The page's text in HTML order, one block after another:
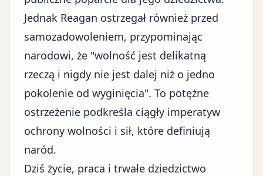
Jednak Reagan ostrzegał również przed
samozadowoleniem, przypominając
narodowi, że "wolność jest delikatną
rzeczą i nigdy nie jest dalej niż o jedno
pokolenie od wyginięcia". To potężne
ostrzeżenie podkreśla ciągły imperatyw
ochrony wolności i sił, które definiują
naród.
Dziś życie, praca i trwałe dziedzictwo